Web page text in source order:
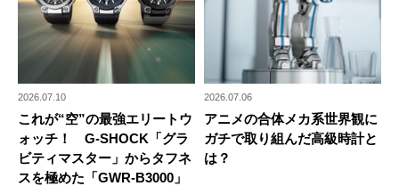
2026.07.10
これが“空”の最強エリートウ
ォッチ！ G-SHOCK「グラ
ビティマスター」からタフネ
スを極めた「GWR-B3000」
2026.07.06
アニメの合体メカ系世界観に
ガチで取り組んだ高級時計と
は？